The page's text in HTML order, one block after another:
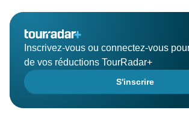
Inscrivez-vous ou connectez-vous
de vos réductions TourRadar+
S'inscrire